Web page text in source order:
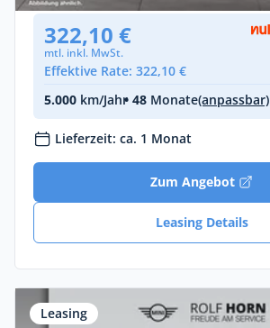
322,10 €
mtl. inkl. MwSt.
Effektive Rate: 322,10 €
5.000 km/Jahr• 48 Monate(anpassbar)
Lieferzeit: ca. 1 Monat
Zum Angebot
Leasing Details
Leasing